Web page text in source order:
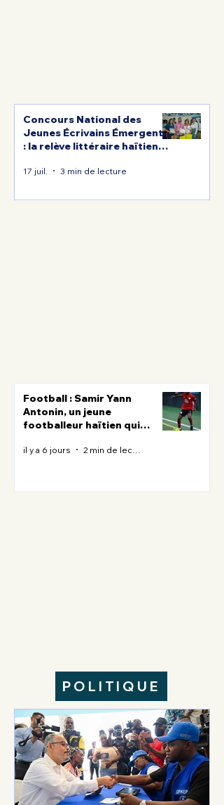
Concours National des
Jeunes Écrivains Émergents
: la relève littéraire haïtienne
édition
17 juil. 3 min de lecture
Football : Samir Yann
Antonin, un jeune
footballeur haïtien qui
Unis
il y a 6 jours
POLITIQUE